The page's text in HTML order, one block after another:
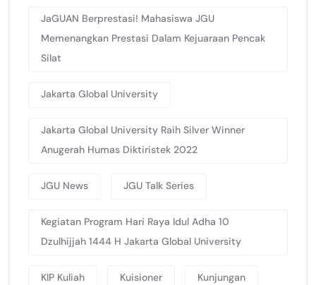
JaGUAN Berprestasi! Mahasiswa JGU
Memenangkan Prestasi Dalam Kejuaraan Pencak
Silat
Jakarta Global University
Jakarta Global University Raih Silver Winner
Anugerah Humas Diktiristek 2022
JGU News JGU Talk Series
Kegiatan Program Hari Raya Idul Adha 10
Dzulhijjah 1444 H Jakarta Global University
KIP Kuliah Kuisioner Kunjungan